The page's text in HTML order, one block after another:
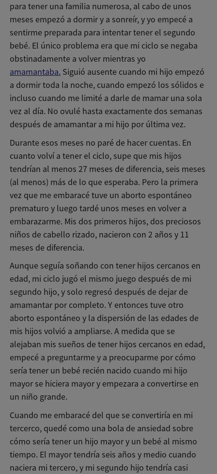
para tener una familia numerosa, al cabo de unos
meses empezó a dormir y a sonreír, y yo empecé a
sentirme preparada para intentar tener el segundo
bebé. El único problema era que mi ciclo se negaba
obstinadamente a volver mientras yo
amamantaba. Siguió ausente cuando mi hijo empezó
a dormir toda la noche, cuando empezó los sólidos e
incluso cuando me limité a darle de mamar una sola
vez al día. No ovulé hasta exactamente dos semanas
después de amamantar a mi hijo por última vez.
Durante esos meses no paré de hacer cuentas. En
cuanto volví a tener el ciclo, supe que mis hijos
tendrían al menos 27 meses de diferencia, seis meses
(al menos) más de lo que esperaba. Pero la primera
vez que me embaracé tuve un aborto espontáneo
prematuro y luego tardé unos meses en volver a
embarazarme. Mis dos primeros hijos, dos preciosos
niños de cabello rizado, nacieron con 2 años y 11
meses de diferencia.
Aunque seguía soñando con tener hijos cercanos en
edad, mi ciclo jugó el mismo juego después de mi
segundo hijo, y solo regresó después de dejar de
amamantar por completo. Y entonces tuve otro
aborto espontáneo y la dispersión de las edades de
mis hijos volvió a ampliarse. A medida que se
alejaban mis sueños de tener hijos cercanos en edad,
empecé a preguntarme y a preocuparme por cómo
sería tener un bebé recién nacido cuando mi hijo
mayor se hiciera mayor y empezara a convertirse en
un niño grande.
Cuando me embaracé del que se convertiría en mi
tercerco, quedé como una bola de ansiedad sobre
cómo sería tener un hijo mayor y un bebé al mismo
tiempo. El mayor tendría seis años y medio cuando
naciera mi tercero, y mi segundo hijo tendría casi